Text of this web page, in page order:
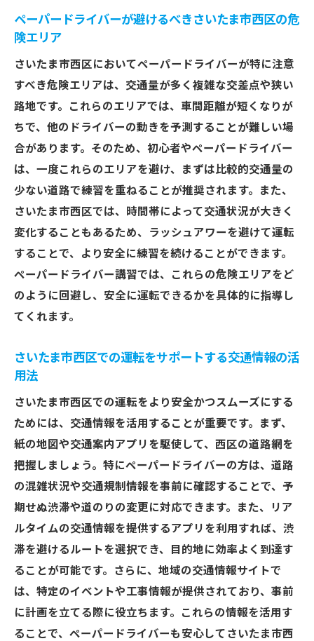
ペーパードライバーが避けるべきさいたま市西区の危
険エリア
さいたま市西区においてペーパードライバーが特に注意
すべき危険エリアは、交通量が多く複雑な交差点や狭い
路地です。これらのエリアでは、車間距離が短くなりが
ちで、他のドライバーの動きを予測することが難しい場
合があります。そのため、初心者やペーパードライバー
は、一度これらのエリアを避け、まずは比較的交通量の
少ない道路で練習を重ねることが推奨されます。また、
さいたま市西区では、時間帯によって交通状況が大きく
変化することもあるため、ラッシュアワーを避けて運転
することで、より安全に練習を続けることができます。
ペーパードライバー講習では、これらの危険エリアをど
のように回避し、安全に運転できるかを具体的に指導し
てくれます。
さいたま市西区での運転をサポートする交通情報の活
用法
さいたま市西区での運転をより安全かつスムーズにする
ためには、交通情報を活用することが重要です。まず、
紙の地図や交通案内アプリを駆使して、西区の道路網を
把握しましょう。特にペーパードライバーの方は、道路
の混雑状況や交通規制情報を事前に確認することで、予
期せぬ渋滞や道のりの変更に対応できます。また、リア
ルタイムの交通情報を提供するアプリを利用すれば、渋
滞を避けるルートを選択でき、目的地に効率よく到達す
ることが可能です。さらに、地域の交通情報サイトで
は、特定のイベントや工事情報が提供されており、事前
に計画を立てる際に役立ちます。これらの情報を活用す
ることで、ペーパードライバーも安心してさいたま市西